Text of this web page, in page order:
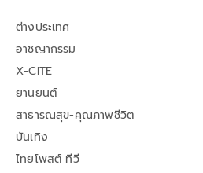
ต่างประเทศ
อาชญากรรม
X-CITE
ยานยนต์
สาธารณสุข-คุณภาพชีวิต
บันเทิง
ไทยโพสต์ ทีวี